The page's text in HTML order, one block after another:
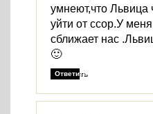
умнеют,что
уйти от ссор.У
сближает нас
🙂
Ответить